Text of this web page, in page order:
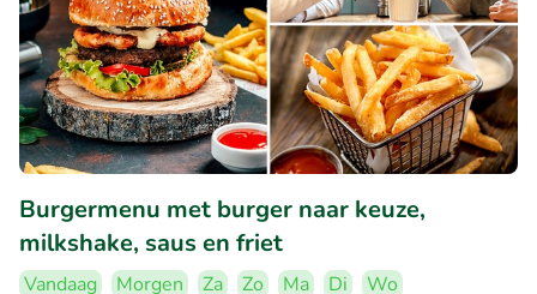
Burgermenu met burger naar keuze,
milkshake, saus en friet
Vandaag Morgen Za Zo Ma Di Wo